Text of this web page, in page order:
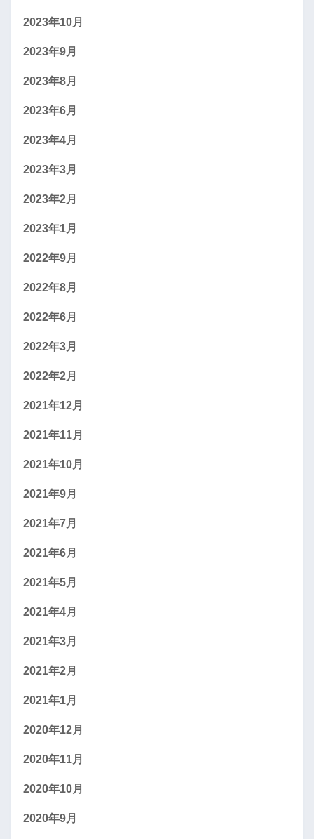
2023年10月
2023年9月
2023年8月
2023年6月
2023年4月
2023年3月
2023年2月
2023年1月
2022年9月
2022年8月
2022年6月
2022年3月
2022年2月
2021年12月
2021年11月
2021年10月
2021年9月
2021年7月
2021年6月
2021年5月
2021年4月
2021年3月
2021年2月
2021年1月
2020年12月
2020年11月
2020年10月
2020年9月